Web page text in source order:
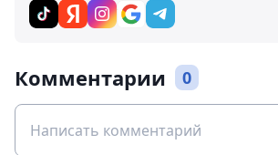
Комментарии 0